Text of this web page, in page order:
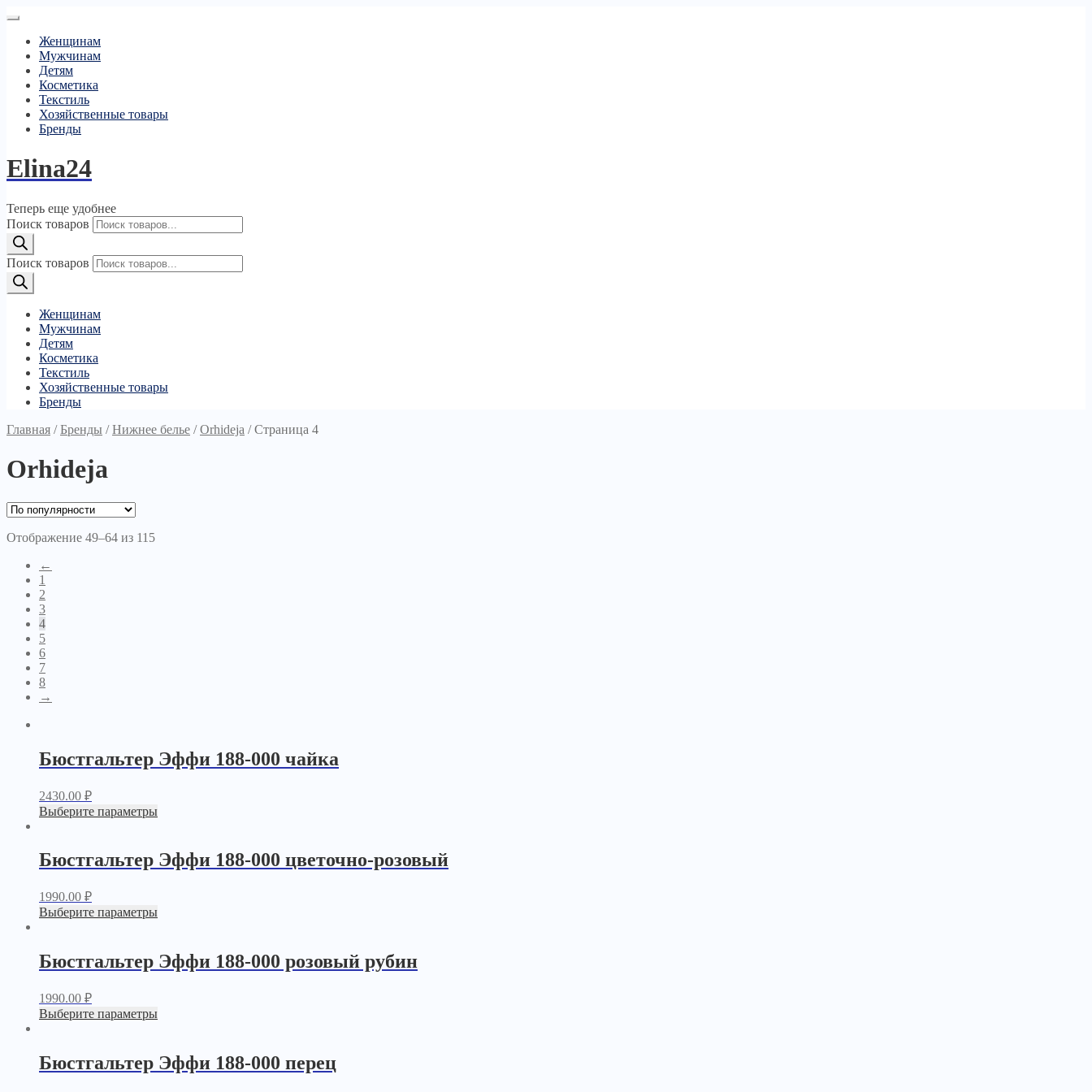
Женщинам
Мужчинам
Детям
Косметика
Текстиль
Хозяйственные товары
Бренды
Elina24
Теперь еще удобнее
Поиск товаров
Поиск товаров
Женщинам
Мужчинам
Детям
Косметика
Текстиль
Хозяйственные товары
Бренды
Главная /Бренды /Нижнее белье /Orhideja /Страница 4
Orhideja
Отображение 49–64 из 115
←
1
2
3
4
5
6
7
8
→
Бюстгальтер Эффи 188-000 чайка
2430.00 ₽
Выберите параметры
Бюстгальтер Эффи 188-000 цветочно-розовый
1990.00 ₽
Выберите параметры
Бюстгальтер Эффи 188-000 розовый рубин
1990.00 ₽
Выберите параметры
Бюстгальтер Эффи 188-000 перец